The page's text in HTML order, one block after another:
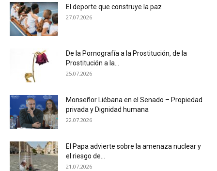
El deporte que construye la paz
27.07.2026
De la Pornografía a la Prostitución, de la
Prostitución a la...
25.07.2026
Monseñor Liébana en el Senado – Propiedad
privada y Dignidad humana
22.07.2026
El Papa advierte sobre la amenaza nuclear y
el riesgo de...
21.07.2026